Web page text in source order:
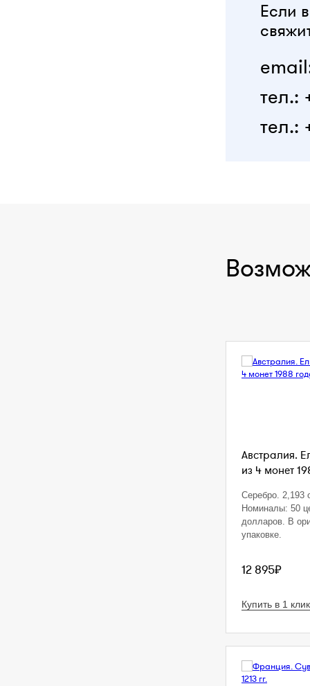
Если
тел.:
тел.:
Австралия.
из 4 монет
Серебро. 2,193
Номиналы: 50
долларов. В
упаковке.
12 895₽
Купить в 1 клик